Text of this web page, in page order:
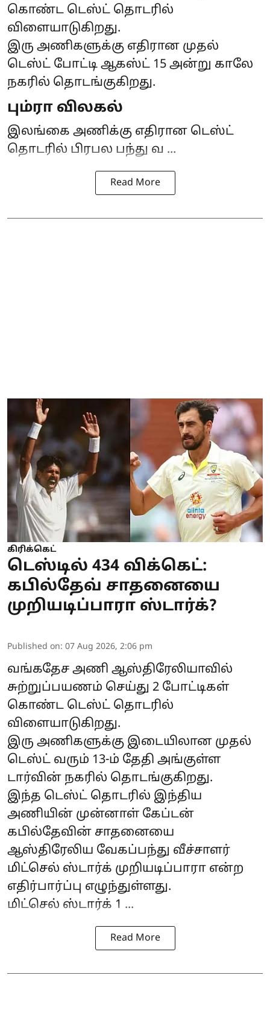
கொண்ட டெஸ்ட் தொடரில்
விளையாடுகிறது.
இரு அணிகளுக்கு எதிரான முதல்
டெஸ்ட் போட்டி ஆகஸ்ட் 15 அன்று காலே
நகரில் தொடங்குகிறது.
பும்ரா விலகல்
இலங்கை அணிக்கு எதிரான டெஸ்ட்
தொடரில் பிரபல பந்து வ ...
Read More
கிரிக்கெட்
டெஸ்டில் 434 விக்கெட்:
கபில்தேவ் சாதனையை
முறியடிப்பாரா ஸ்டார்க்?
Published on: 07 Aug 2026, 2:06 pm
வங்கதேச அணி ஆஸ்திரேலியாவில்
சுற்றுப்பயணம் செய்து 2 போட்டிகள்
கொண்ட டெஸ்ட் தொடரில்
விளையாடுகிறது.
இரு அணிகளுக்கு இடையிலான முதல்
டெஸ்ட் வரும் 13-ம் தேதி அங்குள்ள
டார்வின் நகரில் தொடங்குகிறது.
இந்த டெஸ்ட் தொடரில் இந்திய
அணியின் முன்னாள் கேப்டன்
கபில்தேவின் சாதனையை
ஆஸ்திரேலிய வேகப்பந்து வீச்சாளர்
மிட்செல் ஸ்டார்க் முறியடிப்பாரா என்ற
எதிர்பார்ப்பு எழுந்துள்ளது.
மிட்செல் ஸ்டார்க் 1 ...
Read More